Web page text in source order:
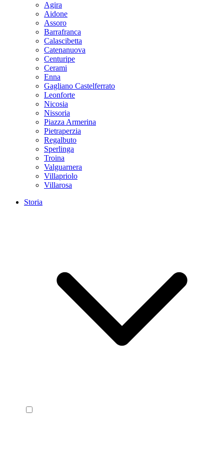
Agira
Aidone
Assoro
Barrafranca
Calascibetta
Catenanuova
Centuripe
Cerami
Enna
Gagliano Castelferrato
Leonforte
Nicosia
Nissoria
Piazza Armerina
Pietraperzia
Regalbuto
Sperlinga
Troina
Valguarnera
Villapriolo
Villarosa
Storia